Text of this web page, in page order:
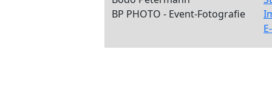
BP PHOTO - Event-Fotografie